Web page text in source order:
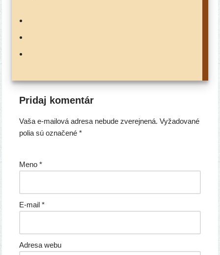
Pridaj komentár
Vaša e-mailová adresa nebude zverejnená. Vyžadované
polia sú označené*
Meno*
E-mail*
Adresa webu